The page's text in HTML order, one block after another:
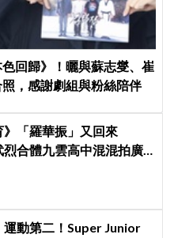
回歸》！曬與蘇志燮、崔
，感謝劇組與粉絲陪伴
》「羅華振」又回來
烈合體九雲高中混混拍廣
運動第二！Super Junior